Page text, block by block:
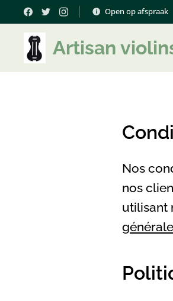
Open op afspraak
Artisan
Nos
nos
utilisant